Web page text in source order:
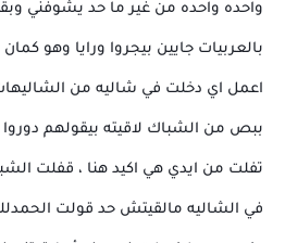
واحده واحده من غير ما حد يشوفني
بالعربيات جايين بيجروا ورايا وهو
اعمل اي دخلت في شاليه من
ببص من الشباك لاقيته بيقولهم
تفلت من ايدي هي اكيد هنا ، قفلت
في الشاليه مالقيتش حد قولت